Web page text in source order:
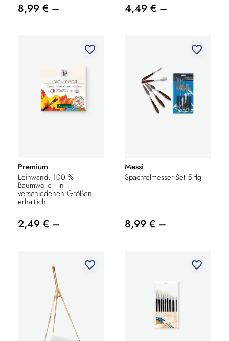
8,99 € – 4,49 € –
favorite_border
Premium
Leinwand, 100 %
Baumwolle - in
verschiedenen Größen
erhältlich
2,49 € –
favorite_border
Messi
Spachtelmesser-Set 5 tlg
8,99 € –
favorite_border favorite_border